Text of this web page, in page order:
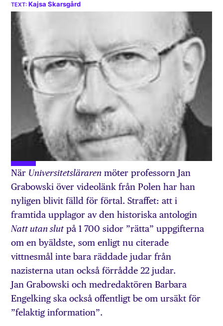
Kajsa Skarsgård
När Universitetsläraren möter professorn Jan
Grabowski över videolänk från Polen har han
nyligen blivit fälld för förtal. Straffet: att i
framtida upplagor av den historiska antologin
Natt utan slut på 1 700 sidor ”rätta” uppgifterna
om en byäldste, som enligt nu citerade
vittnesmål inte bara räddade judar från
nazisterna utan också förrådde 22 judar.
Jan Grabowski och medredaktören Barbara
Engelking ska också offentligt be om ursäkt för
”felaktig information”.